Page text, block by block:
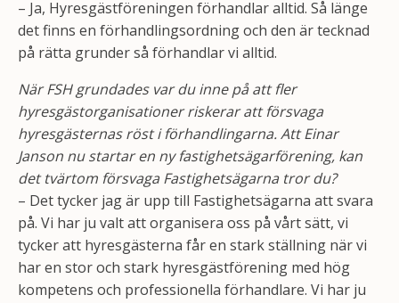
– Ja, Hyresgästföreningen förhandlar alltid. Så länge
det finns en förhandlingsordning och den är tecknad
på rätta grunder så förhandlar vi alltid.
När FSH grundades var du inne på att fler
hyresgästorganisationer riskerar att försvaga
hyresgästernas röst i förhandlingarna. Att Einar
Janson nu startar en ny fastighetsägarförening, kan
det tvärtom försvaga Fastighetsägarna tror du?
– Det tycker jag är upp till Fastighetsägarna att svara
på. Vi har ju valt att organisera oss på vårt sätt, vi
tycker att hyresgästerna får en stark ställning när vi
har en stor och stark hyresgästförening med hög
kompetens och professionella förhandlare. Vi har ju